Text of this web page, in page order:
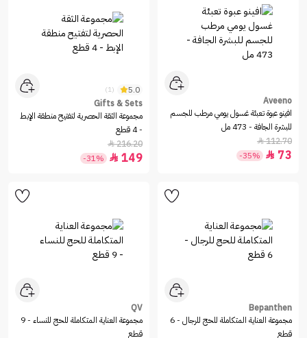
Aveeno
افينو عبوة تعبئة غسول يومي مرطب للجسم
للبشرة الجافة - 473 مل
112.70

73

-35%
5.0
(1)
Gifts & Sets
مجموعة الثقة الحصرية لتفتيح منطقة الإبط
- 4 قطع
216.20

149

-31%
Bepanthen
مجموعة العناية المتكاملة للحج للرجال - 6
قطع
QV
مجموعة العناية المتكاملة للحج للنساء - 9
قطع